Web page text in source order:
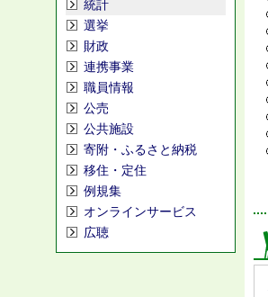
統計
選挙
財政
連携事業
職員情報
公売
公共施設
寄附・ふるさと納税
移住・定住
例規集
オンラインサービス
広聴